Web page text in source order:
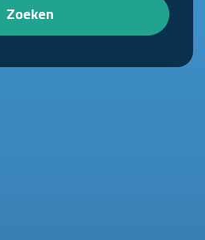
Zoeken